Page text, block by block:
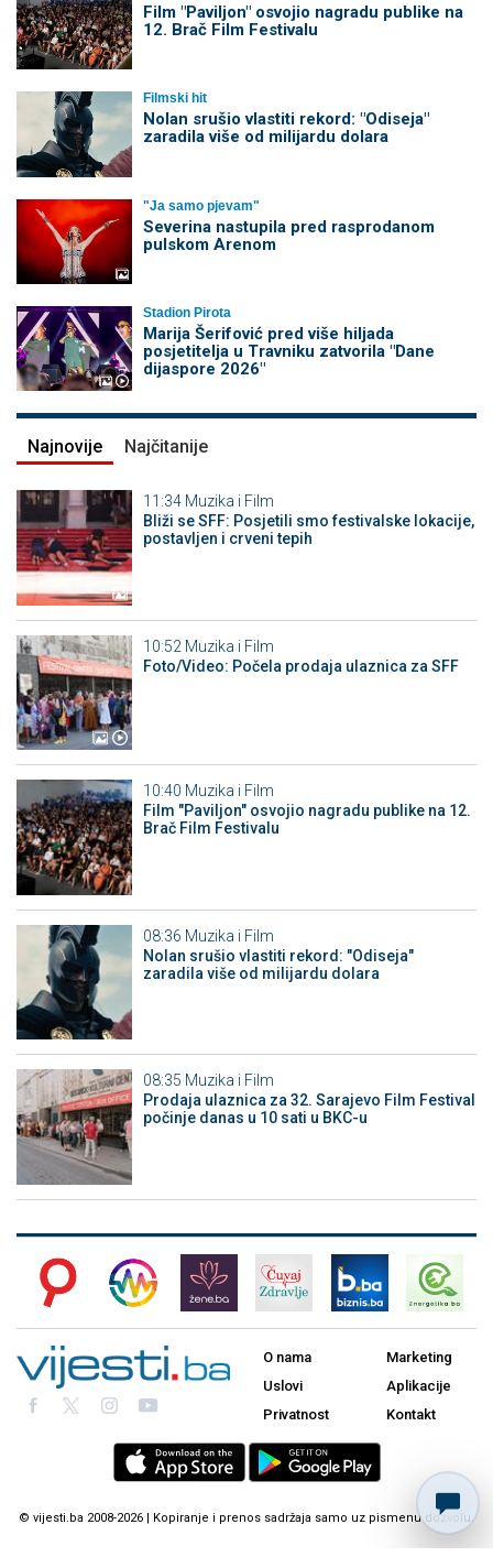
Film "Paviljon" osvojio nagradu publike na
12. Brač Film Festivalu
Filmski hit
Nolan srušio vlastiti rekord: "Odiseja"
zaradila više od milijardu dolara
"Ja samo pjevam"
Severina nastupila pred rasprodanom
pulskom Arenom
Stadion Pirota
Marija Šerifović pred više hiljada
posjetitelja u Travniku zatvorila "Dane
dijaspore 2026"
Najnovije Najčitanije
11:34 Muzika i Film
Bliži se SFF: Posjetili smo festivalske lokacije,
postavljen i crveni tepih
10:52 Muzika i Film
Foto/Video: Počela prodaja ulaznica za SFF
10:40 Muzika i Film
Film "Paviljon" osvojio nagradu publike na 12.
Brač Film Festivalu
08:36 Muzika i Film
Nolan srušio vlastiti rekord: "Odiseja"
zaradila više od milijardu dolara
08:35 Muzika i Film
Prodaja ulaznica za 32. Sarajevo Film Festival
počinje danas u 10 sati u BKC-u
O nama
Uslovi
Privatnost
Marketing
Aplikacije
Kontakt
© vijesti.ba 2008-2026 | Kopiranje i prenos sadržaja samo uz pismenu dozvolu.